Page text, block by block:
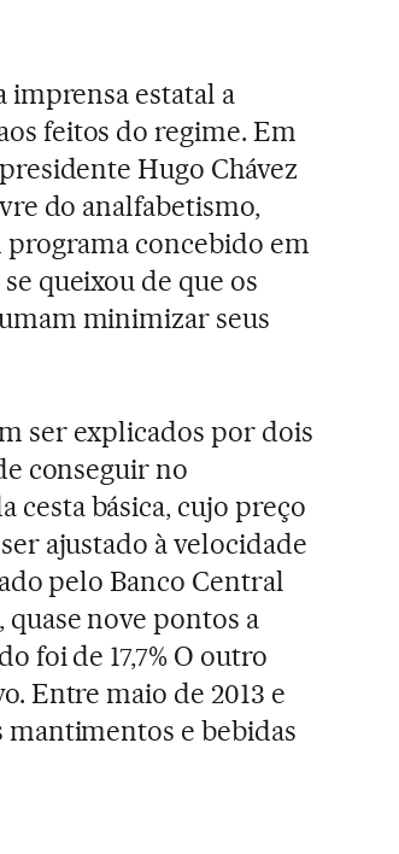
imprensa estatal a
feitos do regime. Em
Hugo Chávez
do analfabetismo,
concebido em
queixou de que os
minimizar seus
ser explicados por dois
conseguir no
básica, cujo preço
ajustado à velocidade
pelo Banco Central
quase nove pontos a
foi de 17,7% O outro
Entre maio de 2013 e
mantimentos e bebidas